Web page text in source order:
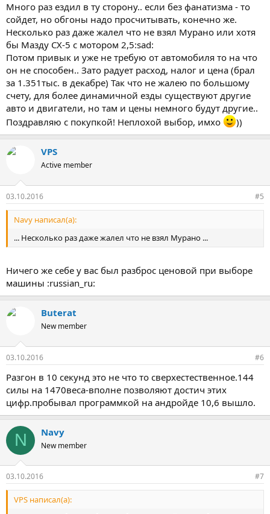
Много раз ездил в ту сторону.. если без фанатизма - то
сойдет, но обгоны надо просчитывать, конечно же.
Несколько раз даже жалел что не взял Мурано или хотя
бы Мазду СХ-5 с мотором 2,5:sad:
Потом привык и уже не требую от автомобиля то на что
он не способен.. Зато радует расход, налог и цена (брал
за 1.351тыс. в декабре) Так что не жалею по большому
счету, для более динамичной езды существуют другие
авто и двигатели, но там и цены немного будут другие..
Поздравляю с покупкой! Неплохой выбор, имхо
))
VPS
Active member
03.10.2016 #5
Navy написал(а):
... Несколько раз даже жалел что не взял Мурано ...
Ничего же себе у вас был разброс ценовой при выборе
машины :russian_ru:
Buterat
New member
03.10.2016 #6
Разгон в 10 секунд это не что то сверхестественное.144
силы на 1470веса-вполне позволяют достич этих
цифр.пробывал программкой на андройде 10,6 вышло.
N Navy
New member
03.10.2016 #7
VPS написал(а):